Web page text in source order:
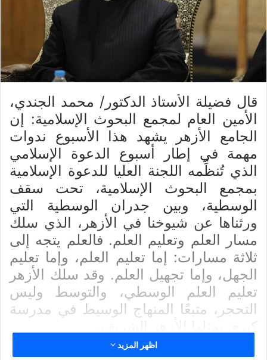
قال فضيلة الأستاذ الدكتور/ محمد الجندي،
الأمين العام لمجمع البحوث الإسلامية: إن
الجامع الأزهر يشهد هذا الأسبوع ندوات
مهمة في إطار أسبوع الدعوة الإسلامي
الذي تُنظِّمه اللجنة العليا للدعوة الإسلامية
بمجمع البحوث الإسلامية، تحت سقف
الوسطية، وبين جدران الوسطية التي
ورثناها عن شيوخنا في الأزهر، الذي سلك
مسار العلم وتعليم العلم. فالعلم يتجه إلى
ثلاثة مسارات: إما تعليم العلم، وإما تعليم
الجهل، وإما تجهيل العلم. وقد سلك الأزهر
تعليم العلم الوسطي، والتوسط وليس
التحجر، متبعًا المنهاج الوسيط في مدرسة
اظهر المزيد